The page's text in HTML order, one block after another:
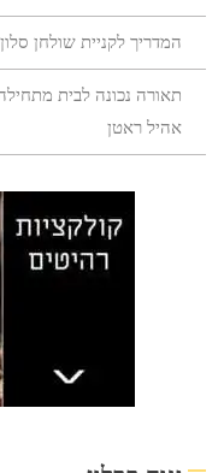
המדריך לקניית שולחן
תאורה נכונה לבית
אהיל ראטן